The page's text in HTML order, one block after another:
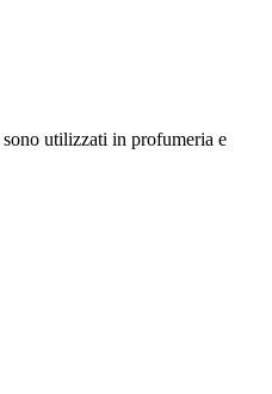
utilizzati in profumeria e